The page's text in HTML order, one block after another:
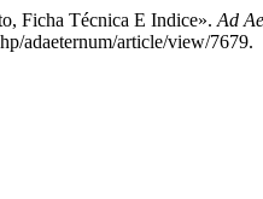
Ficha Técnica E Indice». Ad
adaeternum/article/view/7679.